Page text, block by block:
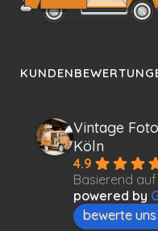
Vintage
Köln
4.9
Basierend
powered by
bewerte